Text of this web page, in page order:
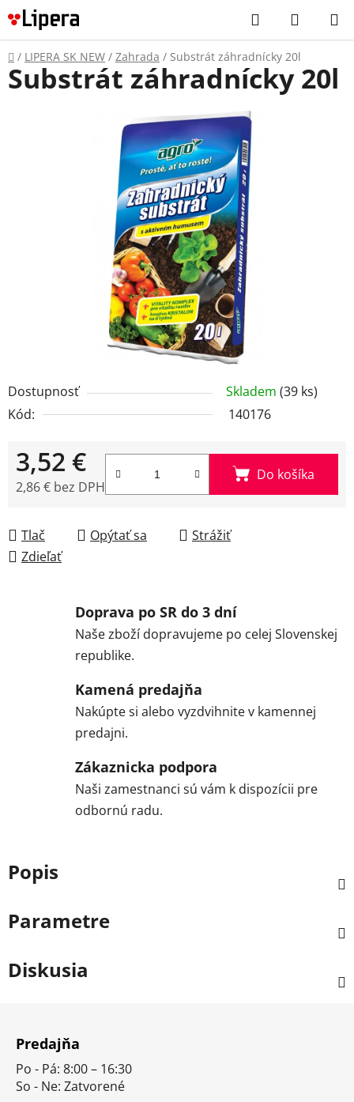
Prejsť
na
obsah
Hľadať
KOŠÍK
Domov
/ LIPERA SK NEW / Zahrada / Substrát záhradnícky 20l
Dostupnosť Skladem (39 ks)
Kód:
140176
3,52 €
2,86 € bez DPH
Do košíka
Tlač Opýtať sa
Strážiť
Zdieľať
Substrát záhradnícky 20l
Doprava po SR do 3 dní
Naše zboží dopravujeme po celej Slovenskej
republike.
Kamená predajňa
Nakúpte si alebo vyzdvihnite v kamennej
predajni.
Zákaznicka podpora
Naši zamestnanci sú vám k dispozícii pre
odbornú radu.
Popis
Parametre
Diskusia
Predajňa
Po - Pá: 8:00 – 16:30
So - Ne: Zatvorené